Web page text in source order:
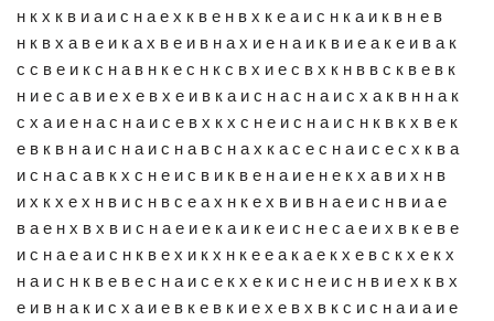
н к х к в и а и с н а е х к в е н в х к е а и с н к а и к в н е в
н к в х а в е и к а х в е и в н а х и е н а и к в и е а к е и в а к
с с в е и к с н а в н к е с н к с в х и е с в х к н в в с к в е в к
н и е с а в и е х е в х е и в к а и с н а с н а и с х а к в н н а к
с х а и е н а с н а и с е в х к х с н е и с н а и с н к в к х в е к
е в к в н а и с н а и с н а в с н а х к а с е с н а и с е с х к в а
и с н а с а в к х с н е и с в и к в е н а и е н е к х а в и х н в
и х к х е х н в и с н в с е а х н к е х в и в н а е и с н в и а е
в а е н х в х в и с н а е и е к а и к е и с н е с а е и х в к е в е
и с н а е а и с н к в е х и к х н к е е а к а е к х е в с к х е к х
н а и с н к в е в е с н а и с е к х е к и с н е и с н в и е х к в х
е и в н а к и с х а и е в к е в к и е х е в х в к с и с н а и а и е